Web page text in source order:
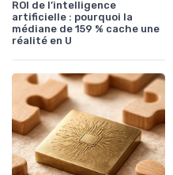
ROI de l’intelligence
artificielle : pourquoi la
médiane de 159 % cache une
réalité en U